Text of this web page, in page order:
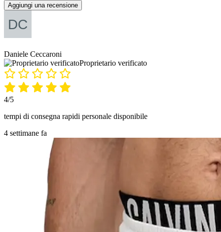
Aggiungi una recensione
Daniele Ceccaroni
Proprietario verificato
4/5
tempi di consegna rapidi personale disponibile
4 settimane fa